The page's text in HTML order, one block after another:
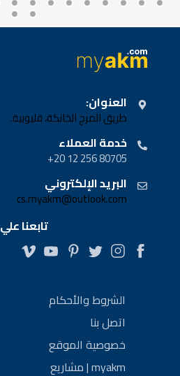
العنوان:
طريق المرج الخانكة، قليوبية.
خدمة العملاء
80705 256 12 20+
البريد الإلكتروني
cs.myakm@outlook.com
تابعنا علي
الشروط والأحكام
اتصل بنا
خصوصية الموقع
myakm | مشاريع